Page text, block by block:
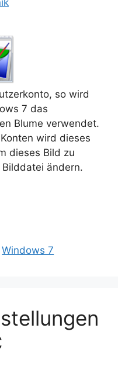
so wird
7 das
Blume verwendet.
wird dieses
dieses Bild zu
ändern.
Windows 7